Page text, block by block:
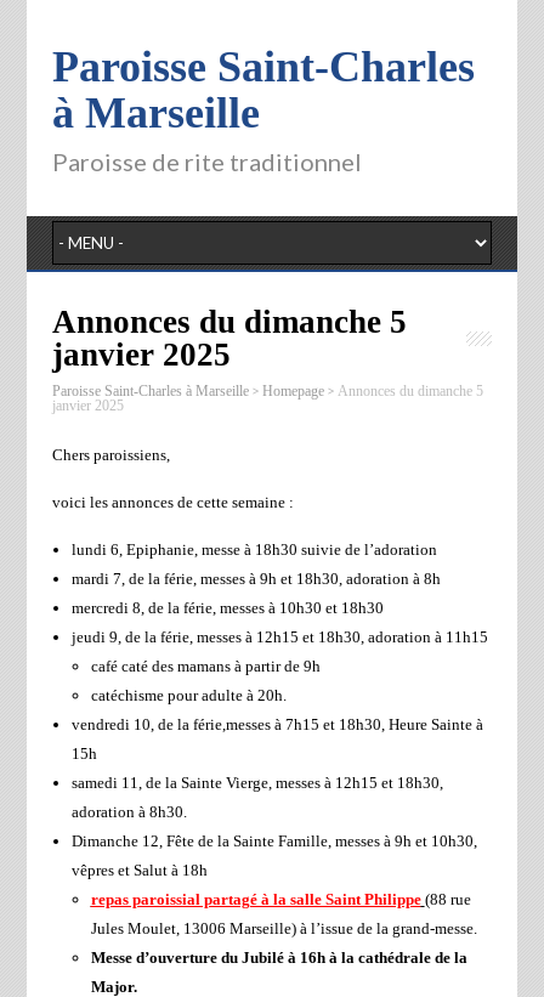
Paroisse Saint-Charles
à Marseille
Paroisse de rite traditionnel
Annonces du dimanche 5
janvier 2025
Paroisse Saint-Charles à Marseille> Homepage> Annonces du dimanche 5
janvier 2025
Chers paroissiens,
voici les annonces de cette semaine :
lundi 6, Epiphanie, messe à 18h30 suivie de l’adoration
mardi 7, de la férie, messes à 9h et 18h30, adoration à 8h
mercredi 8, de la férie, messes à 10h30 et 18h30
jeudi 9, de la férie, messes à 12h15 et 18h30, adoration à 11h15
café caté des mamans à partir de 9h
catéchisme pour adulte à 20h.
vendredi 10, de la férie,messes à 7h15 et 18h30, Heure Sainte à
15h
samedi 11, de la Sainte Vierge, messes à 12h15 et 18h30,
adoration à 8h30.
Dimanche 12, Fête de la Sainte Famille, messes à 9h et 10h30,
vêpres et Salut à 18h
repas paroissial partagé à la salle Saint Philippe (88 rue
Jules Moulet, 13006 Marseille) à l’issue de la grand-messe.
Messe d’ouverture du Jubilé à 16h à la cathédrale de la
Major.